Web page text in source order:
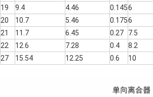
19 9.4 4.46 0.1456
20 10.7 5.46 0.1756
21 11.7 6.45 0.27
7.5
22 12.6 7.28 0.4
8.2
27 15.54 12.25 0.6 10